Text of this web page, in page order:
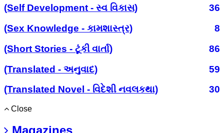
(Self Development - સ્વ વિકાસ)
36
(Sex Knowledge - કામશાસ્ત્ર)
8
(Short Stories - ટૂંકી વાર્તા)
86
(Translated - અનુવાદ)
59
(Translated Novel - વિદેશી નવલકથા)
30
Close
Magazines